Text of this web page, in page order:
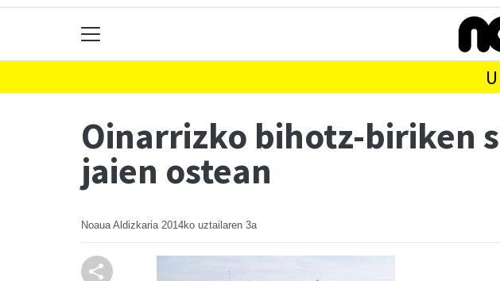
Oinarrizko bihotz-biriken
jaien ostean
Noaua Aldizkaria 2014ko uztailaren 3a